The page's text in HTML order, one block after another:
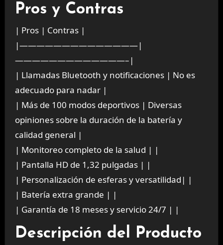
Pros y Contras
| Pros | Contras |
|——————————————|
—————————————–|
| Llamadas Bluetooth y notificaciones | No es
adecuado para nadar |
| Más de 100 modos deportivos | Diversas
opiniones sobre la duración de la batería y
calidad general |
| Monitoreo completo de la salud | |
| Pantalla HD de 1,32 pulgadas | |
| Personalización de esferas y versatilidad| |
| Batería extra grande | |
| Garantía de 18 meses y servicio 24/7 | |
Descripción del Producto